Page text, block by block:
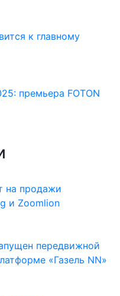
к главному
премьера FOTON
на продажи
и Zoomlion
передвижной
«Газель NN»